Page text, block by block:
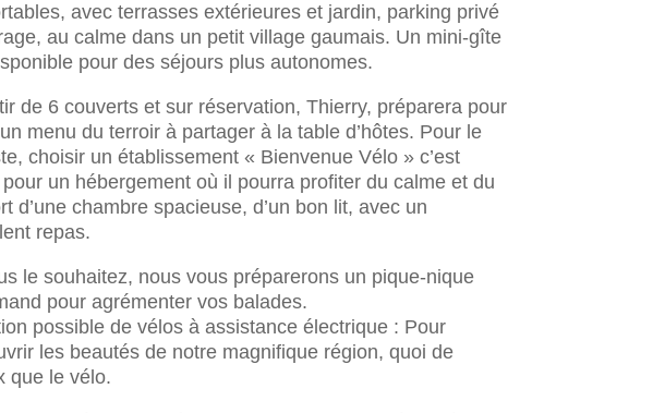
avec terrasses extérieures et jardin, parking privé
au calme dans un petit village gaumais. Un mini-gîte
pour des séjours plus autonomes.
de 6 couverts et sur réservation, Thierry, préparera pour
menu du terroir à partager à la table d’hôtes. Pour le
choisir un établissement « Bienvenue Vélo » c’est
un hébergement où il pourra profiter du calme et du
d’une chambre spacieuse, d’un bon lit, avec un
repas.
le souhaitez, nous vous préparerons un pique-nique
pour agrémenter vos balades.
possible de vélos à assistance électrique : Pour
les beautés de notre magnifique région, quoi de
que le vélo.